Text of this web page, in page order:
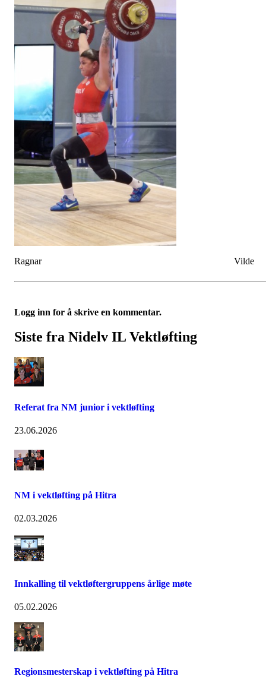
Ragnar Vilde
Logg inn for å skrive en kommentar.
Siste fra Nidelv IL Vektløfting
Referat fra NM junior i vektløfting
23.06.2026
NM i vektløfting på Hitra
02.03.2026
Innkalling til vektløftergruppens årlige møte
05.02.2026
Regionsmesterskap i vektløfting på Hitra